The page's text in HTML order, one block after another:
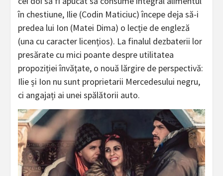
în chestiune, Ilie (Codin Maticiuc) începe deja să-i
predea lui Ion (Matei Dima) o lecție de engleză
(una cu caracter licențios). La finalul dezbaterii lor
presărate cu mici poante despre utilitatea
propoziției învățate, o nouă lărgire de perspectivă:
Ilie și Ion nu sunt proprietarii Mercedesului negru,
ci angajați ai unei spălătorii auto.